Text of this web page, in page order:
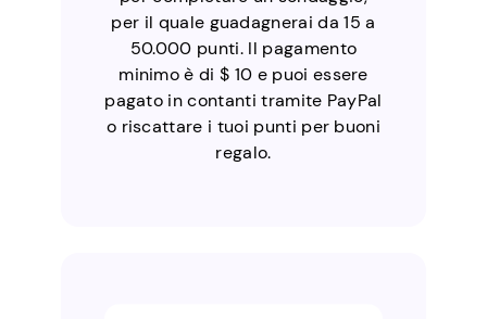
per il quale guadagnerai da 15 a
50.000 punti. Il pagamento
minimo è di $ 10 e puoi essere
pagato in contanti tramite PayPal
o riscattare i tuoi punti per buoni
regalo.